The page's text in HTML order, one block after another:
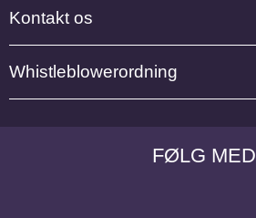
FØLG MED
Kontakt os
Whistleblowerordning